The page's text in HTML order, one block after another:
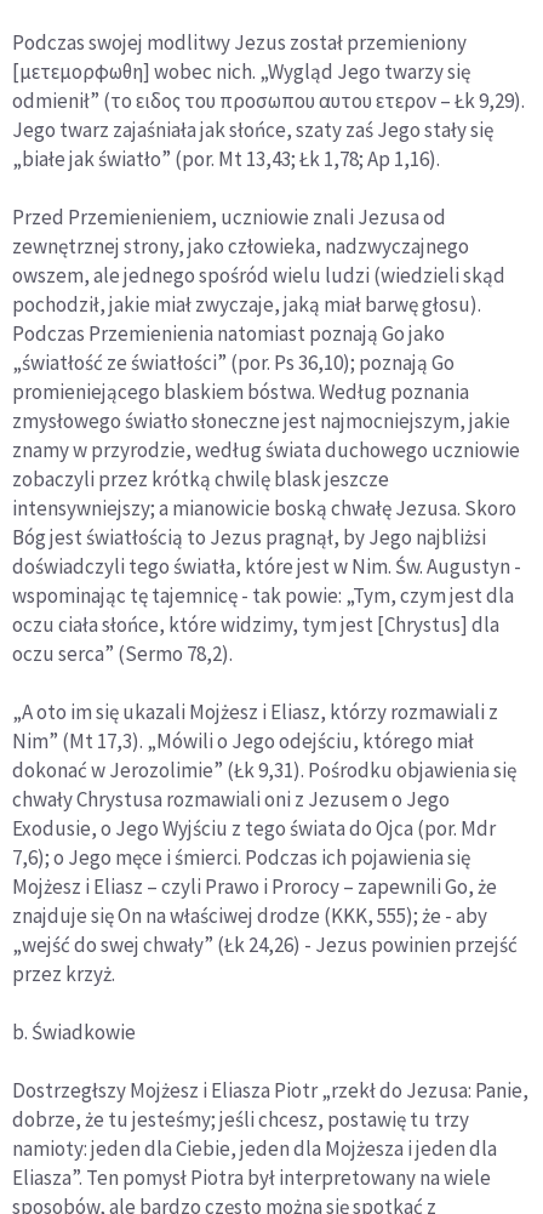
Podczas swojej modlitwy Jezus został przemieniony
[μετεμορφωθη] wobec nich. „Wygląd Jego twarzy się
odmienił” (το ειδος του προσωπου αυτου ετερον – Łk 9,29).
Jego twarz zajaśniała jak słońce, szaty zaś Jego stały się
„białe jak światło” (por. Mt 13,43; Łk 1,78; Ap 1,16).
Przed Przemienieniem, uczniowie znali Jezusa od
zewnętrznej strony, jako człowieka, nadzwyczajnego
owszem, ale jednego spośród wielu ludzi (wiedzieli skąd
pochodził, jakie miał zwyczaje, jaką miał barwę głosu).
Podczas Przemienienia natomiast poznają Go jako
„światłość ze światłości” (por. Ps 36,10); poznają Go
promieniejącego blaskiem bóstwa. Według poznania
zmysłowego światło słoneczne jest najmocniejszym, jakie
znamy w przyrodzie, według świata duchowego uczniowie
zobaczyli przez krótką chwilę blask jeszcze
intensywniejszy; a mianowicie boską chwałę Jezusa. Skoro
Bóg jest światłością to Jezus pragnął, by Jego najbliżsi
doświadczyli tego światła, które jest w Nim. Św. Augustyn -
wspominając tę tajemnicę - tak powie: „Tym, czym jest dla
oczu ciała słońce, które widzimy, tym jest [Chrystus] dla
oczu serca” (Sermo 78,2).
„A oto im się ukazali Mojżesz i Eliasz, którzy rozmawiali z
Nim” (Mt 17,3). „Mówili o Jego odejściu, którego miał
dokonać w Jerozolimie” (Łk 9,31). Pośrodku objawienia się
chwały Chrystusa rozmawiali oni z Jezusem o Jego
Exodusie, o Jego Wyjściu z tego świata do Ojca (por. Mdr
7,6); o Jego męce i śmierci. Podczas ich pojawienia się
Mojżesz i Eliasz – czyli Prawo i Prorocy – zapewnili Go, że
znajduje się On na właściwej drodze (KKK, 555); że - aby
„wejść do swej chwały” (Łk 24,26) - Jezus powinien przejść
przez krzyż.
b. Świadkowie
Dostrzegłszy Mojżesz i Eliasza Piotr „rzekł do Jezusa: Panie,
dobrze, że tu jesteśmy; jeśli chcesz, postawię tu trzy
namioty: jeden dla Ciebie, jeden dla Mojżesza i jeden dla
Eliasza”. Ten pomysł Piotra był interpretowany na wiele
sposobów, ale bardzo często można się spotkać z